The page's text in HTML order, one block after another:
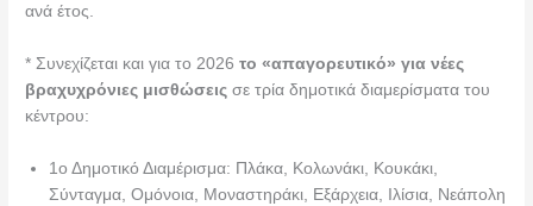
ανά έτος.
* Συνεχίζεται και για το 2026 το «απαγορευτικό» για νέες
βραχυχρόνιες μισθώσεις σε τρία δημοτικά διαμερίσματα του
κέντρου:
1ο Δημοτικό Διαμέρισμα: Πλάκα, Κολωνάκι, Κουκάκι,
Σύνταγμα, Ομόνοια, Μοναστηράκι, Εξάρχεια, Ιλίσια, Νεάπολη